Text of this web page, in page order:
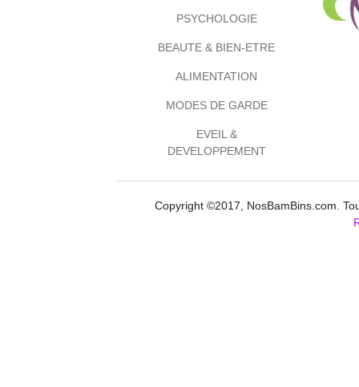
PSYCHOLOGIE
BEAUTE & BIEN-ETRE
ALIMENTATION
MODES DE GARDE
EVEIL &
DEVELOPPEMENT
Copyright ©2017, NosBamBins.com.